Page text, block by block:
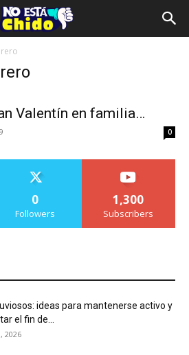
Valentín en familia…
0
0
Followers
1,300
Subscribers
ideas para mantenerse activo y
el fin de...
2026